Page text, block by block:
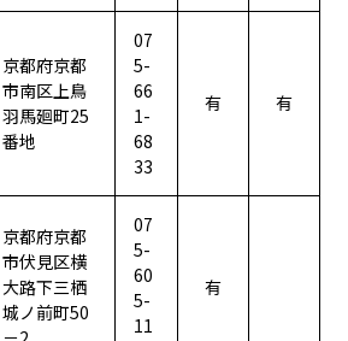
京都府京都
市南区上鳥
羽馬廻町25
番地
07
5-
66
1-
68
33
有 有
京都府京都
市伏見区横
大路下三栖
城ノ前町50
07
5-
60
5-
11
有